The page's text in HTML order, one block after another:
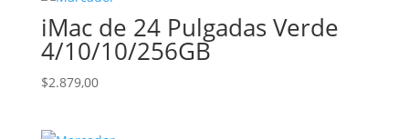
iMac de 24 Pulgadas Verde
4/10/10/256GB
$2.879,00